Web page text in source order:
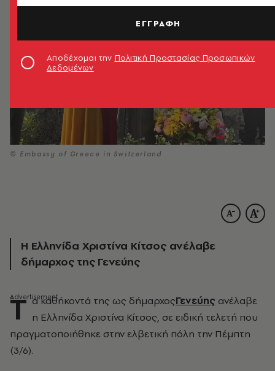
© Embassy of Greece in Switzerland
Η Ελληνίδα Χριστίνα Κίτσος ανέλαβε
δήμαρχος της Γενεύης
Τ α καθήκοντά της ως δήμαρχοςΓενεύης ανέλαβε
η Ελληνίδα Χριστίνα Κίτσος, σε ειδική τελετή που
πραγματοποιήθηκε στην ελβετική πόλη την Πέμπτη
(3/6).
ΕΓΓΡΑΦΗ
Αποδέχομαι την Πολιτική Προστασίας Προσωπικών
Δεδομένων